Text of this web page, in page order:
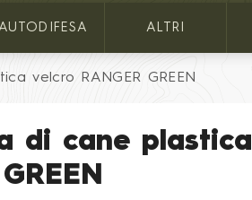
ALTRI
velcro RANGER GREEN
di cane plastica